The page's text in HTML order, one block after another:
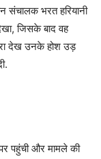
संचालक भरत हरियानी
जिसके बाद वह
देख उनके होश उड़
पहुंची और मामले की